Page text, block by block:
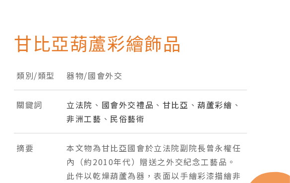
甘比亞葫蘆彩繪飾品
類別/類型 器物/國會外交
關鍵詞 立法院 、 國會外交禮品 、 甘比亞 、 葫蘆彩繪 、
非洲工藝 、 民俗藝術
摘要
本文物為甘比亞國會於立法院副院長曾永權任
內（約2010年代）贈送之外交紀念工藝品。
此件以乾燥葫蘆為器，表面以手繪彩漆描繪非